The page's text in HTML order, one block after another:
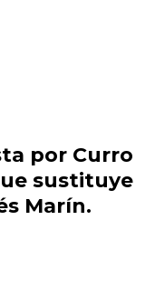
por Curro
sustituye
Marín.